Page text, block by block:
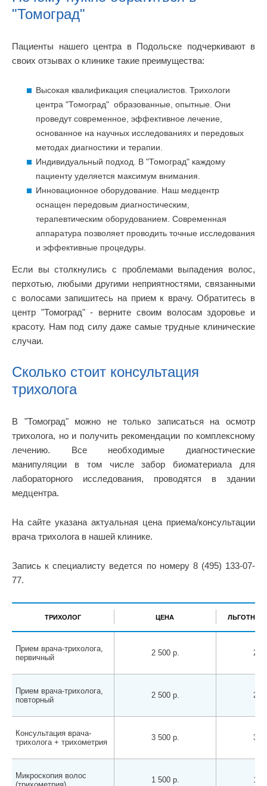
"Томоград"
Пациенты нашего центра в Подольске подчеркивают в
своих отзывах о клинике такие преимущества:
Высокая квалификация специалистов. Трихологи
центра "Томоград" образованные, опытные. Они
проведут современное, эффективное лечение,
основанное на научных исследованиях и передовых
методах диагностики и терапии.
Индивидуальный подход. В "Томоград" каждому
пациенту уделяется максимум внимания.
Инновационное оборудование. Наш медцентр
оснащен передовым диагностическим,
терапевтическим оборудованием. Современная
аппаратура позволяет проводить точные исследования
и эффективные процедуры.
Если вы столкнулись с проблемами выпадения волос,
перхотью, любыми другими неприятностями, связанными
с волосами запишитесь на прием к врачу. Обратитесь в
центр "Томоград" - верните своим волосам здоровье и
красоту. Нам под силу даже самые трудные клинические
случаи.
Сколько стоит консультация
трихолога
В "Томоград" можно не только записаться на осмотр
трихолога, но и получить рекомендации по комплексному
лечению. Все необходимые диагностические
манипуляции в том числе забор биоматериала для
лабораторного исследования, проводятся в здании
медцентра.
На сайте указана актуальная цена приема/консультации
врача трихолога в нашей клинике.
Запись к специалисту ведется по номеру 8 (495) 133-07-
77.
ТРИХОЛОГ ЦЕНА ЛЬГОТНАЯ
Прием врача-трихолога,
первичный
2 500 р. 2
Прием врача-трихолога,
повторный
2 500 р. 2
Консультация врача-
трихолога + трихометрия
3 500 р. 3
Микроскопия волос
1 500 р. 1